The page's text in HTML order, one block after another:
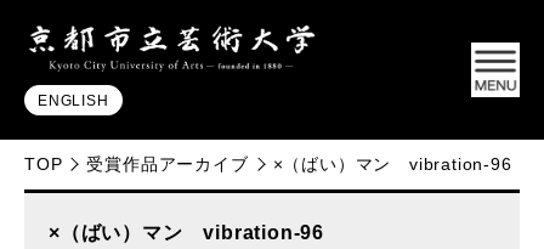
ENGLISH
TOP 受賞作品アーカイブ ×（ばい）マン vibration-96
×（ばい）マン vibration-96